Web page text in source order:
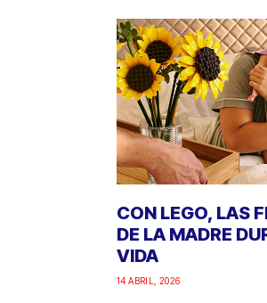
CON LEGO, LAS
DE LA MADRE
VIDA
14 ABRIL, 2026